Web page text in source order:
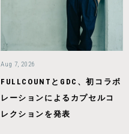
Aug 7, 2026
FULLCOUNTとGDC、初コラボ
レーションによるカプセルコ
レクションを発表